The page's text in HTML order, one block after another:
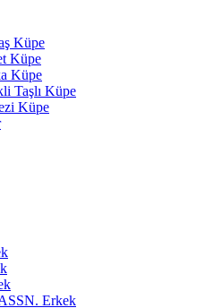
Küpe
Küpe
Küpe
Taşlı Küpe
Küpe
Erkek